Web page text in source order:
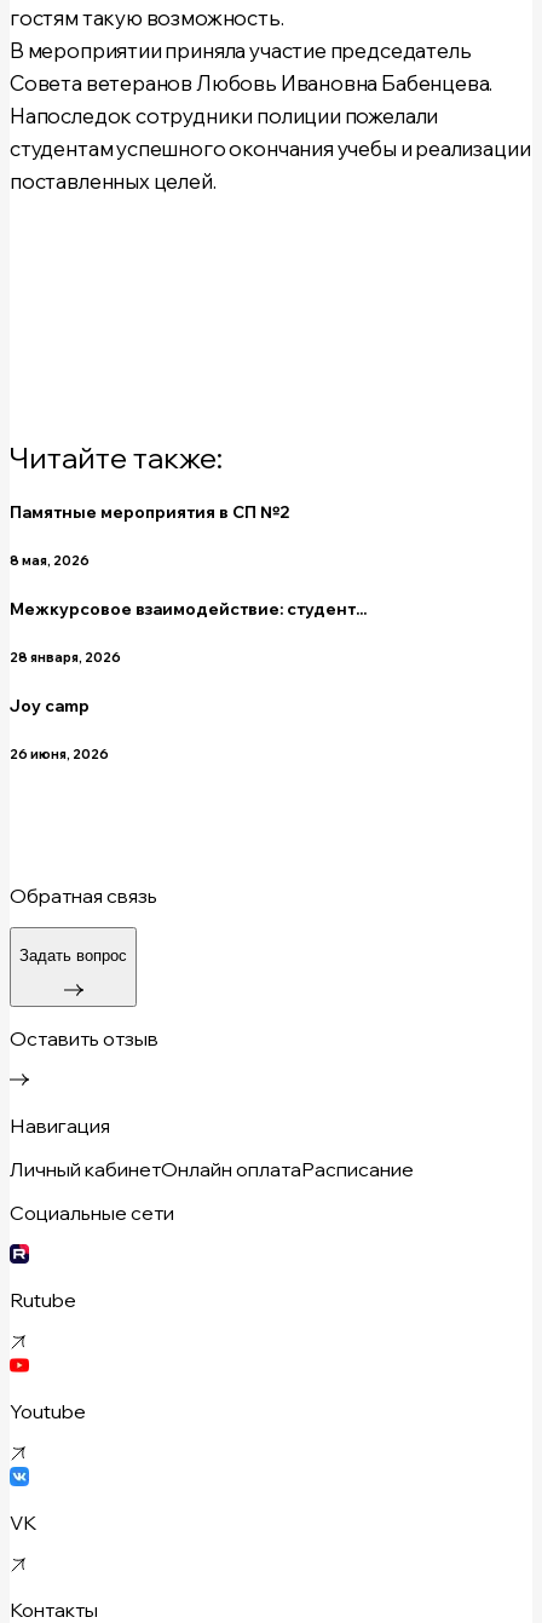
гостям такую возможность.
В мероприятии приняла участие председатель
Совета ветеранов Любовь Ивановна Бабенцева.
Напоследок сотрудники полиции пожелали
студентам успешного окончания учебы и реализации
поставленных целей.
Читайте также:
Памятные мероприятия в СП №2
8 мая, 2026
Межкурсовое взаимодействие: студент...
28 января, 2026
Joy camp
26 июня, 2026
Обратная связь
Задать вопрос
Оставить отзыв
Навигация
Личный кабинетОнлайн оплатаРасписание
Социальные сети
Rutube
Youtube
VK
Контакты